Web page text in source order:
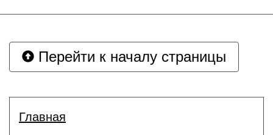
Перейти к началу страницы
Главная